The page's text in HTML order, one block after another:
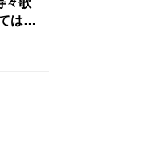
々歌
はい